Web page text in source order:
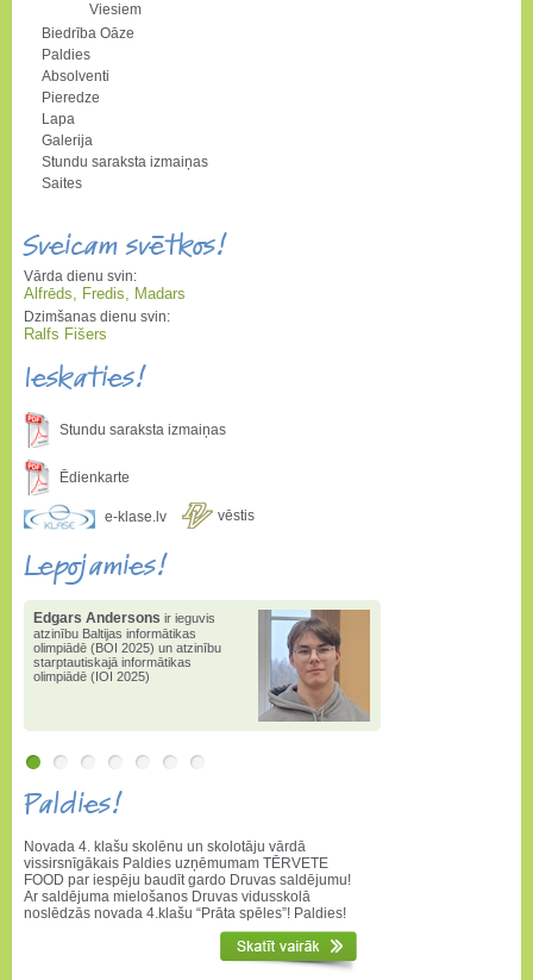
Viesiem
Biedrība Oāze
Paldies
Absolventi
Pieredze
Lapa
Galerija
Stundu saraksta izmaiņas
Saites
Sveicam svētkos!
Vārda dienu svin:
Alfrēds, Fredis, Madars
Dzimšanas dienu svin:
Ralfs Fišers
Ieskaties!
Stundu saraksta izmaiņas
Ēdienkarte
e-klase.lv vēstis
Lepojamies!
Edgars Andersons ir ieguvis
atzinību Baltijas informātikas
olimpiādē (BOI 2025) un atzinību
starptautiskajā informātikas
olimpiādē (IOI 2025)
Paldies!
Novada 4. klašu skolēnu un skolotāju vārdā
vissirsnīgākais Paldies uzņēmumam TĒRVETE
FOOD par iespēju baudīt gardo Druvas saldējumu!
Ar saldējuma mielošanos Druvas vidusskolā
noslēdzās novada 4.klašu “Prāta spēles”! Paldies!